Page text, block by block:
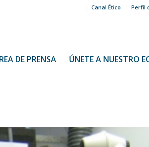
Canal Ético Perfil
DE PRENSA ÚNETE A NUESTRO